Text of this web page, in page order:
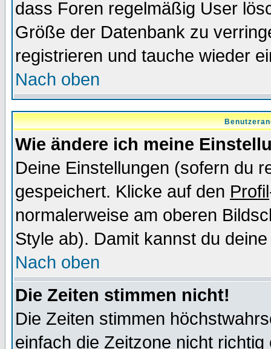
dass Foren regelmäßig User
Größe der Datenbank zu
registrieren und tauche wieder
Nach oben
Wie ändere ich meine
Deine Einstellungen (sofern du
gespeichert. Klicke auf den Profil
normalerweise am oberen
Style ab). Damit kannst du
Nach oben
Die Zeiten stimmen nicht!
Die Zeiten stimmen
einfach die Zeitzone nicht